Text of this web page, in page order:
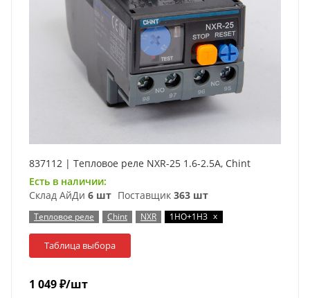
837112 | Тепловое реле NXR-25 1.6-2.5А, Chint
Есть в наличии:
Склад АйДи 6 шт Поставщик 363 шт
Тепловое реле Chint NXR 1НО+1НЗ x
Таблица выбора
1 049₽/шт